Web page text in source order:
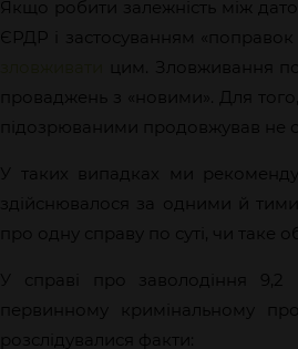
Якщо робити залежність між
ЄРДР і застосуванням
цим. Зловживання
проваджень з «новими». Для
підозрюваними продовжував не
У таких випадках ми
здійснювалося за одними й
про одну справу по суті, чи таке
У справі про заволодіння
первинному кримінальному
розслідувалися факти: